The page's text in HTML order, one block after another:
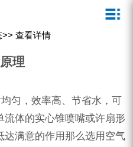
资质荣誉
宣传视频
ZEGA小型一体式露天钻机
ZEGA全液压顶锤钻机
营销网络
>> 查看详情
理
匀，效率高、节省水，可
流体的实心锥喷嘴或许扇形
达满意的作用那么选用空气